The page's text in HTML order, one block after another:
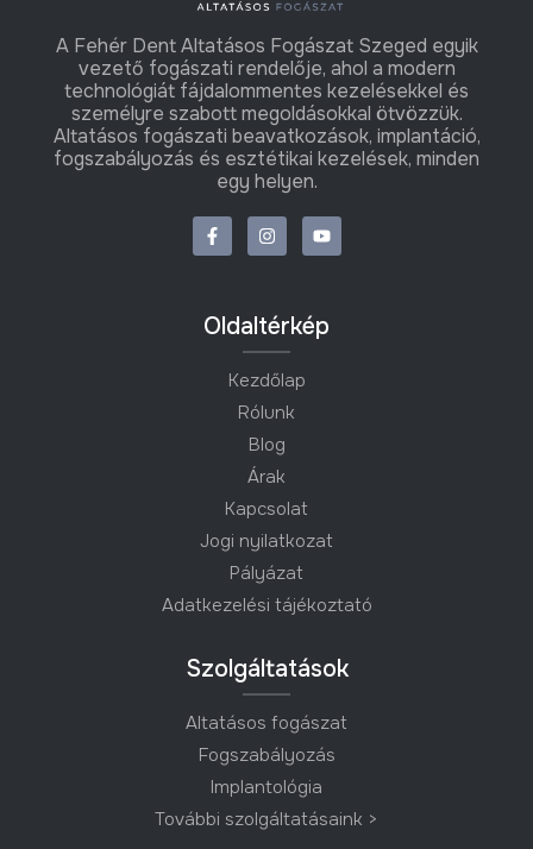
A Fehér Dent Altatásos Fogászat Szeged egyik
vezető fogászati rendelője, ahol a modern
technológiát fájdalommentes kezelésekkel és
személyre szabott megoldásokkal ötvözzük.
Altatásos fogászati beavatkozások, implantáció,
fogszabályozás és esztétikai kezelések, minden
egy helyen.
Oldaltérkép
Kezdőlap
Rólunk
Blog
Árak
Kapcsolat
Jogi nyilatkozat
Pályázat
Adatkezelési tájékoztató
Szolgáltatások
Altatásos fogászat
Fogszabályozás
Implantológia
További szolgáltatásaink >